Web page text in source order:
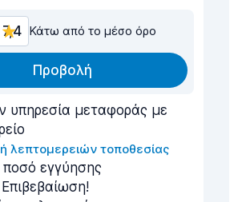
7,4 Κάτω από το μέσο όρο
Προβολή
υπηρεσία μεταφοράς με
λεπτομερειών τοποθεσίας
εγγύησης